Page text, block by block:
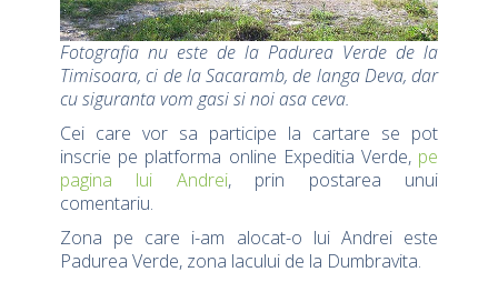
Fotografia nu este de la Padurea Verde de la
Timisoara, ci de la Sacaramb, de langa Deva, dar
cu siguranta vom gasi si noi asa ceva.
Cei care vor sa participe la cartare se pot
inscrie pe platforma online Expeditia Verde, pe
pagina lui Andrei, prin postarea unui
comentariu.
Zona pe care i-am alocat-o lui Andrei este
Padurea Verde, zona lacului de la Dumbravita.